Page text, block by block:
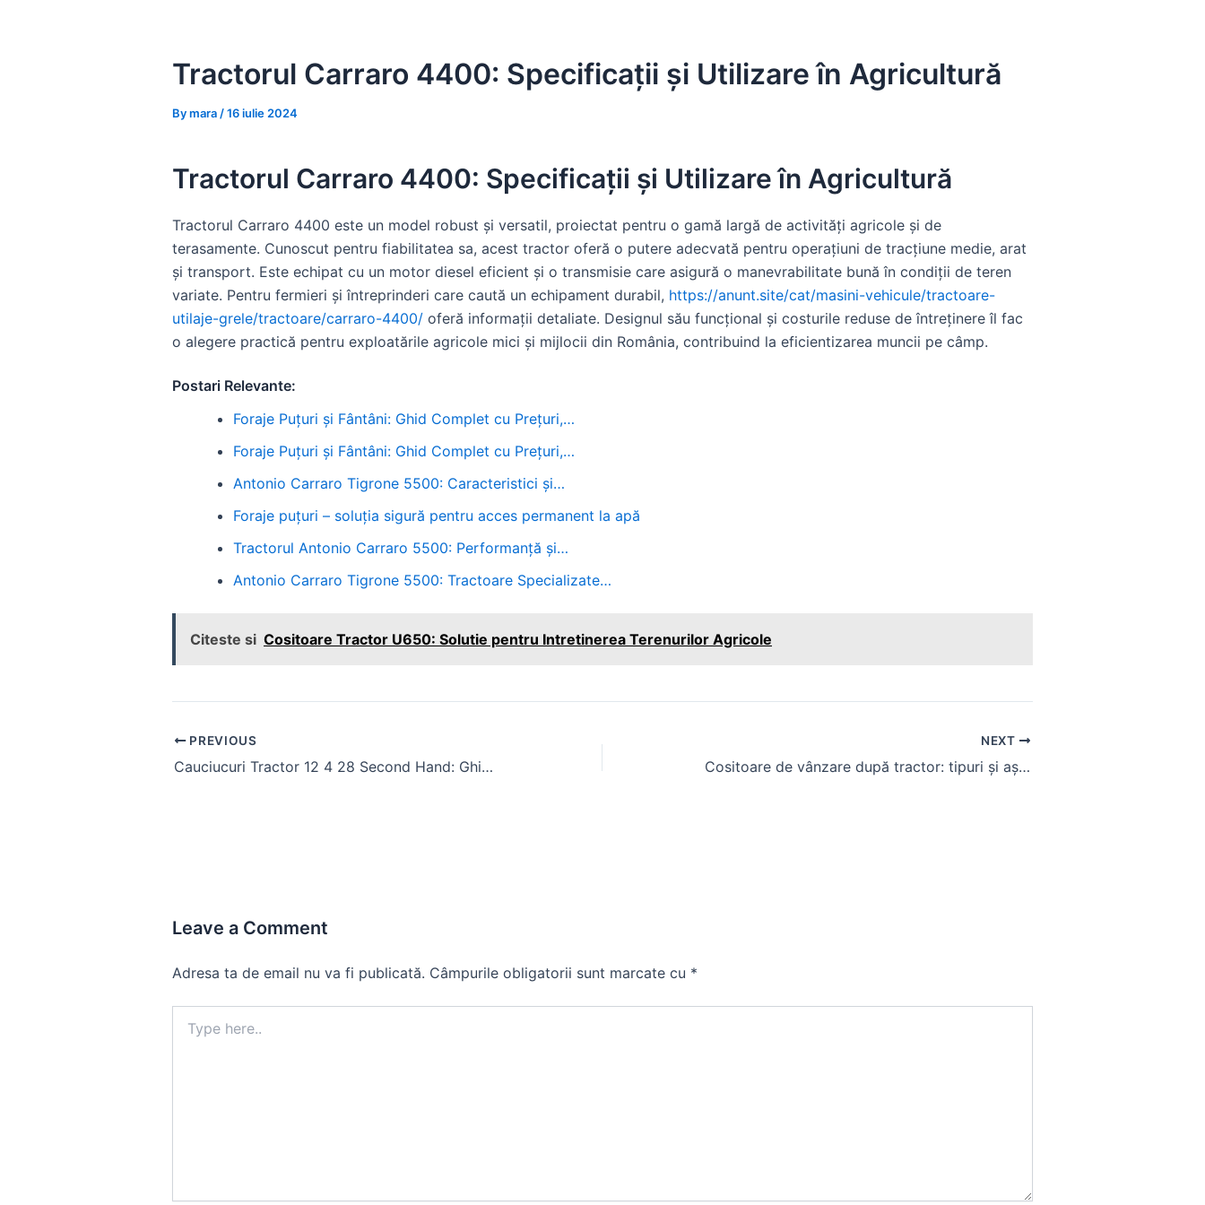
Tractorul Carraro 4400: Specificații și Utilizare în Agricultură
Bymara /16 iulie 2024
Tractorul Carraro 4400: Specificații și Utilizare în Agricultură
Tractorul Carraro 4400 este un model robust și versatil, proiectat pentru o gamă largă de activități agricole și de
terasamente. Cunoscut pentru fiabilitatea sa, acest tractor oferă o putere adecvată pentru operațiuni de tracțiune medie, arat
și transport. Este echipat cu un motor diesel eficient și o transmisie care asigură o manevrabilitate bună în condiții de teren
variate. Pentru fermieri și întreprinderi care caută un echipament durabil, https://anunt.site/cat/masini-vehicule/tractoare-
utilaje-grele/tractoare/carraro-4400/ oferă informații detaliate. Designul său funcțional și costurile reduse de întreținere îl fac
o alegere practică pentru exploatările agricole mici și mijlocii din România, contribuind la eficientizarea muncii pe câmp.
Postari Relevante:
Foraje Puțuri și Fântâni: Ghid Complet cu Prețuri,…
Foraje Puțuri și Fântâni: Ghid Complet cu Prețuri,…
Antonio Carraro Tigrone 5500: Caracteristici și…
Foraje puțuri – soluția sigură pentru acces permanent la apă
Tractorul Antonio Carraro 5500: Performanță și…
Antonio Carraro Tigrone 5500: Tractoare Specializate…
Citeste si Cositoare Tractor U650: Solutie pentru Intretinerea Terenurilor Agricole
Post
navigation
PREVIOUS
Cauciucuri Tractor 12 4 28 Second Hand: Ghid de Alegere
NEXT
Cositoare de vânzare după tractor: tipuri și așezare corectă
Leave a Comment
Adresa ta de email nu va fi publicată. Câmpurile obligatorii sunt marcate cu *
here..